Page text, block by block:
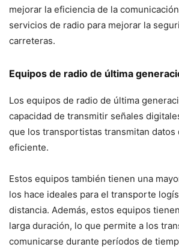
mejorar la eficiencia de la
servicios de radio para mejorar la
carreteras.
Equipos de radio de última
Los equipos de radio de última
capacidad de transmitir señales
que los transportistas transmitan datos
eficiente.
Estos equipos también tienen una
los hace ideales para el transporte
distancia. Además, estos equipos
larga duración, lo que permite a los
comunicarse durante períodos de